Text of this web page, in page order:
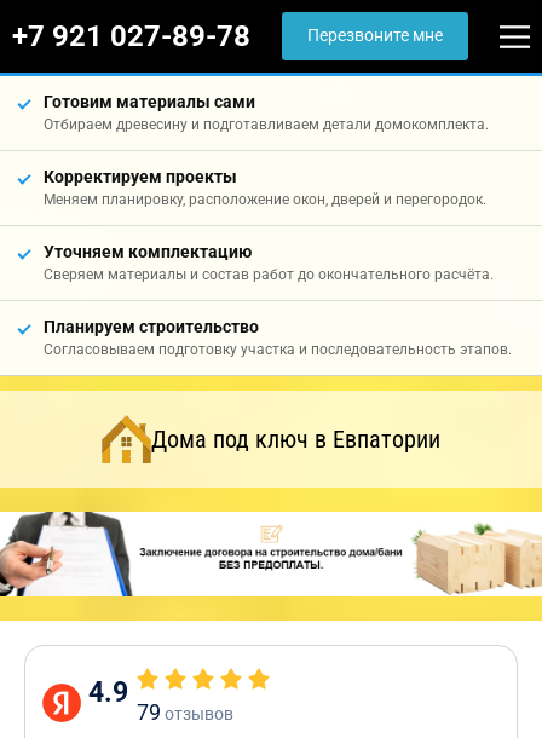
+7 921 027-89-78 Перезвоните мне
Готовим материалы сами
Отбираем древесину и подготавливаем детали домокомплекта.
Корректируем проекты
Меняем планировку, расположение окон, дверей и перегородок.
Уточняем комплектацию
Сверяем материалы и состав работ до окончательного расчёта.
Планируем строительство
Согласовываем подготовку участка и последовательность этапов.
Дома под ключ в Евпатории
4.9
79 отзывов